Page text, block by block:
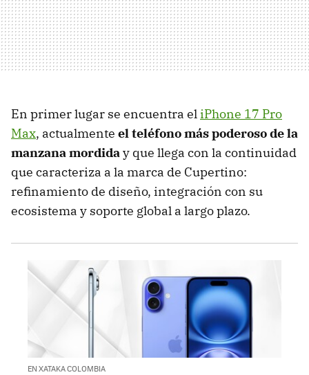
En primer lugar se encuentra eliPhone 17 Pro
Max, actualmente el teléfono más poderoso de la
manzana mordiday que llega con la continuidad
que caracteriza a la marca de Cupertino:
refinamiento de diseño, integración con su
ecosistema y soporte global a largo plazo.
EN XATAKA COLOMBIA